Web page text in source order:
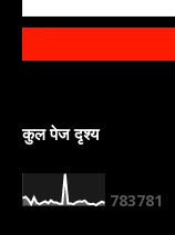
कुल पेज दृश्य
783781